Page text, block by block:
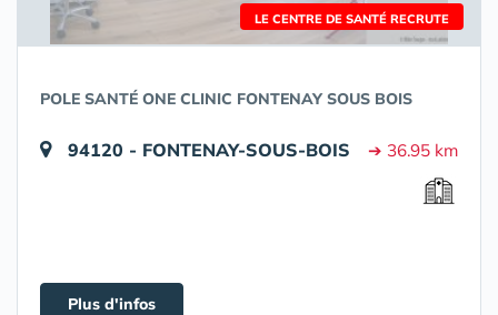
LE CENTRE DE SANTÉ RECRUTE
POLE SANTÉ ONE CLINIC FONTENAY SOUS BOIS
94120 - FONTENAY-SOUS-BOIS ➔ 36.95 km
Plus d'infos